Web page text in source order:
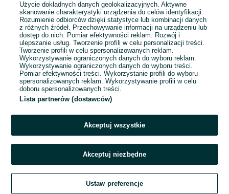
Przejdź na stronę główną
Użycie dokładnych danych geolokalizacyjnych. Aktywne
skanowanie charakterystyki urządzenia do celów identyfikacji.
Rozumienie odbiorców dzięki statystyce lub kombinacji danych
z różnych źródeł. Przechowywanie informacji na urządzeniu lub
dostęp do nich. Pomiar efektywności reklam. Rozwój i
ulepszanie usług. Tworzenie profili w celu personalizacji treści.
Tworzenie profili w celu spersonalizowanych reklam.
Wykorzystywanie ograniczonych danych do wyboru reklam.
Wykorzystywanie ograniczonych danych do wyboru treści.
Pomiar efektywności treści. Wykorzystanie profili do wyboru
spersonalizowanych reklam. Wykorzystywanie profili w celu
doboru spersonalizowanych treści.
Lista partnerów (dostawców)
Akceptuj wszystkie
Akceptuj niezbędne
Ustaw preferencje